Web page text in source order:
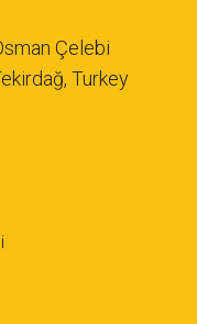
Çelebi
Turkey